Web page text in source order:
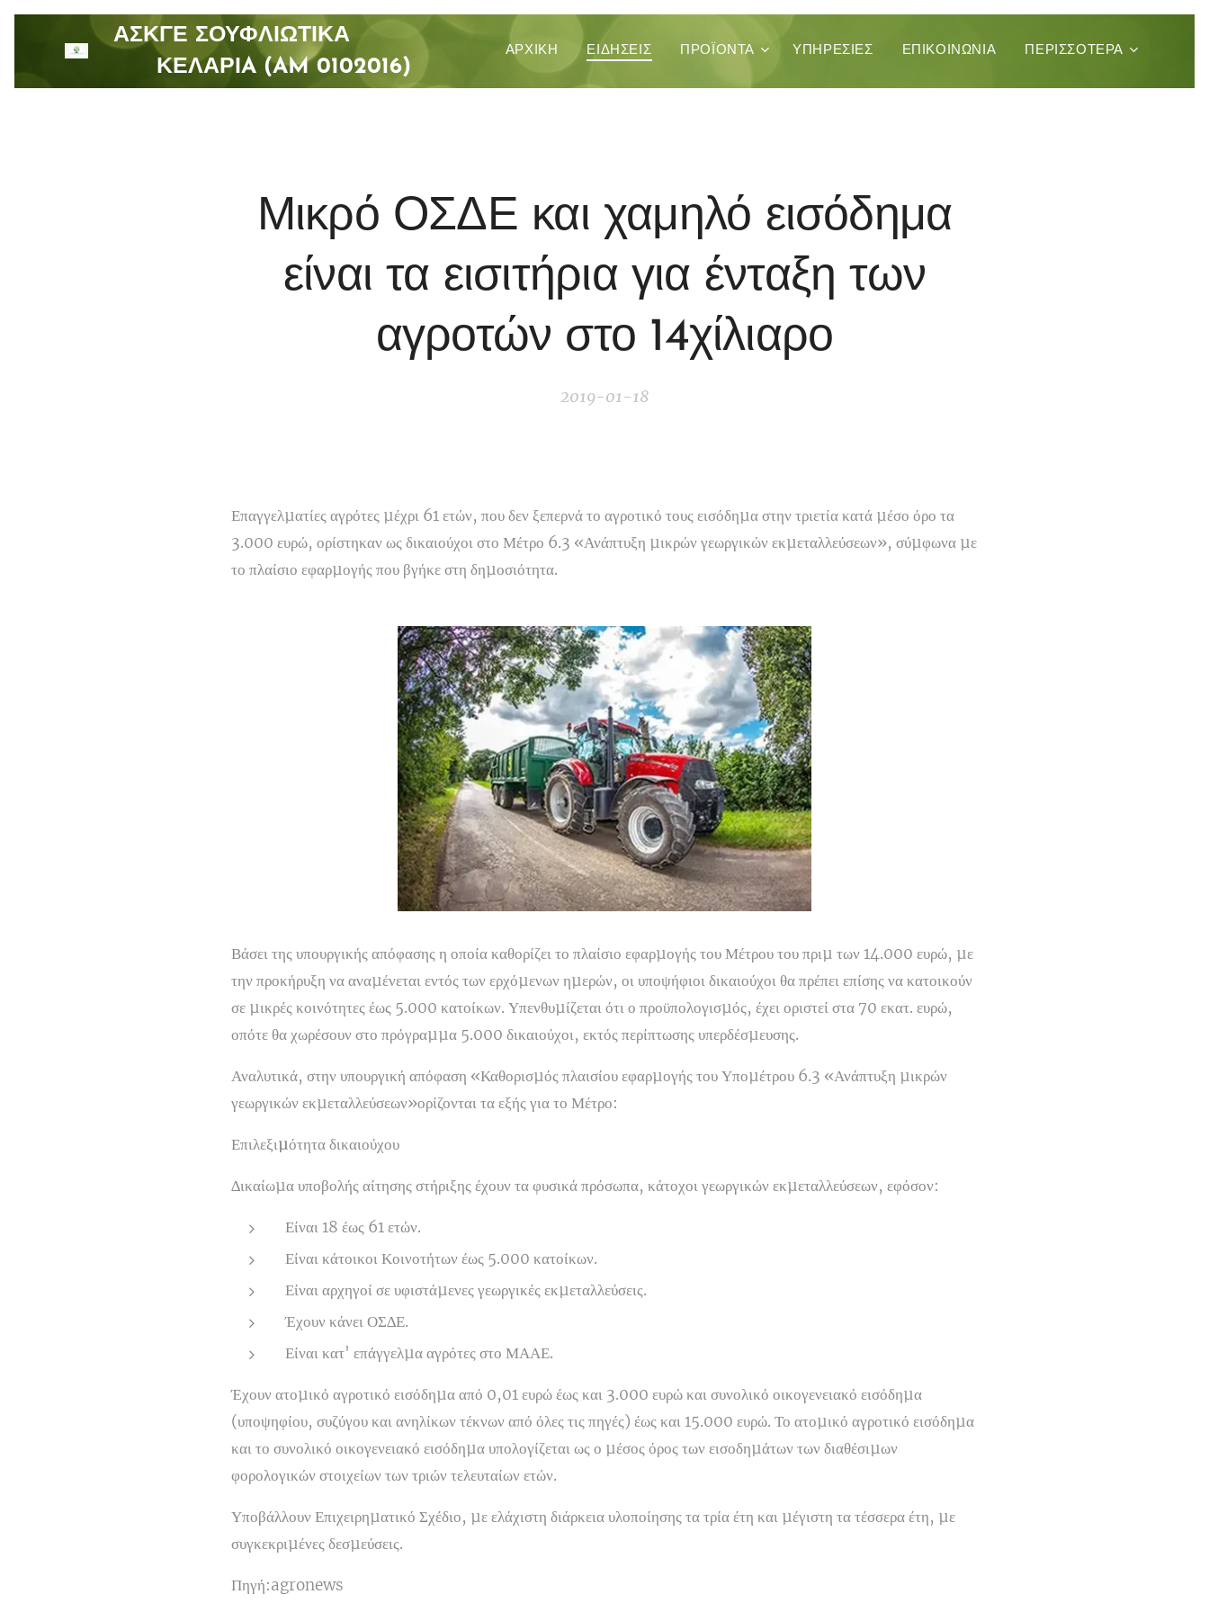
ΑΣΚΓΕ ΣΟΥΦΛΙΩΤΙΚΑ
ΚΕΛΑΡΙA (AM 0102016)
ΑΡΧΙΚΉ ΕΙΔΗΣΕΙΣ ΠΡΟΪΌΝΤΑ ΥΠΗΡΕΣΊΕΣ ΕΠΙΚΟΙΝΩΝΊΑ ΠΕΡΙΣΣΌΤΕΡΑ
Μικρό ΟΣΔΕ και χαμηλό εισόδημα
είναι τα εισιτήρια για ένταξη των
αγροτών στο 14χίλιαρο
2019-01-18
Επαγγελµατίες αγρότες µέχρι 61 ετών, που δεν ξεπερνά το αγροτικό τους εισόδηµα στην τριετία κατά µέσο όρο τα
3.000 ευρώ, ορίστηκαν ως δικαιούχοι στο Μέτρο 6.3 «Ανάπτυξη µικρών γεωργικών εκµεταλλεύσεων», σύµφωνα µε
το πλαίσιο εφαρµογής που βγήκε στη δηµοσιότητα.
Βάσει της υπουργικής απόφασης η οποία καθορίζει το πλαίσιο εφαρµογής του Μέτρου του πριµ των 14.000 ευρώ, µε
την προκήρυξη να αναµένεται εντός των ερχόµενων ηµερών, οι υποψήφιοι δικαιούχοι θα πρέπει επίσης να κατοικούν
σε µικρές κοινότητες έως 5.000 κατοίκων. Υπενθυµίζεται ότι ο προϋπολογισµός, έχει οριστεί στα 70 εκατ. ευρώ,
οπότε θα χωρέσουν στο πρόγραµµα 5.000 δικαιούχοι, εκτός περίπτωσης υπερδέσµευσης.
Αναλυτικά, στην υπουργική απόφαση «Καθορισµός πλαισίου εφαρµογής του Υποµέτρου 6.3 «Ανάπτυξη µικρών
γεωργικών εκµεταλλεύσεων»ορίζονται τα εξής για το Μέτρο:
Επιλεξιµότητα δικαιούχου
∆ικαίωµα υποβολής αίτησης στήριξης έχουν τα φυσικά πρόσωπα, κάτοχοι γεωργικών εκµεταλλεύσεων, εφόσον:
Είναι 18 έως 61 ετών.
Είναι κάτοικοι Κοινοτήτων έως 5.000 κατοίκων.
Είναι αρχηγοί σε υφιστάµενες γεωργικές εκµεταλλεύσεις.
Έχουν κάνει ΟΣ∆Ε.
Είναι κατ' επάγγελµα αγρότες στο ΜΑΑΕ.
Έχουν ατοµικό αγροτικό εισόδηµα από 0,01 ευρώ έως και 3.000 ευρώ και συνολικό οικογενειακό εισόδηµα
(υποψηφίου, συζύγου και ανηλίκων τέκνων από όλες τις πηγές) έως και 15.000 ευρώ. Το ατοµικό αγροτικό εισόδηµα
και το συνολικό οικογενειακό εισόδηµα υπολογίζεται ως ο µέσος όρος των εισοδηµάτων των διαθέσιµων
φορολογικών στοιχείων των τριών τελευταίων ετών.
Υποβάλλουν Επιχειρηµατικό Σχέδιο, µε ελάχιστη διάρκεια υλοποίησης τα τρία έτη και µέγιστη τα τέσσερα έτη, µε
συγκεκριµένες δεσµεύσεις.
Πηγή:agronews